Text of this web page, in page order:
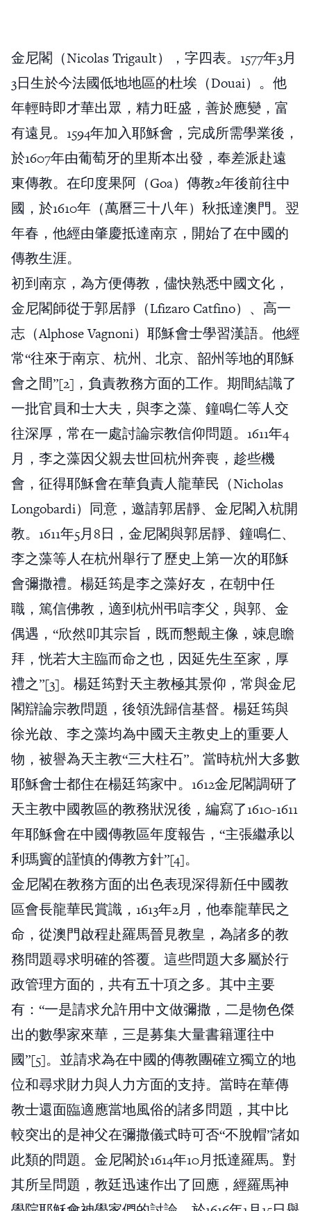
金尼閣（Nicolas Trigault），字四表。1577年3月
3日生於今法國低地地區的杜埃（Douai）。他
年輕時即才華出眾，精力旺盛，善於應變，富
有遠見。1594年加入耶穌會，完成所需學業後，
於1607年由葡萄牙的里斯本出發，奉差派赴遠
東傳教。在印度果阿（Goa）傳教2年後前往中
國，於1610年（萬曆三十八年）秋抵達澳門。翌
年春，他經由肇慶抵達南京，開始了在中國的
傳教生涯。
初到南京，為方便傳教，儘快熟悉中國文化，
金尼閣師從于郭居靜（Lfizaro Catfino）、高一
志（Alphose Vagnoni）耶穌會士學習漢語。他經
常“往來于南京、杭州、北京、韶州等地的耶穌
會之間”[2]，負責教務方面的工作。期間結識了
一批官員和士大夫，與李之藻、鐘鳴仁等人交
往深厚，常在一處討論宗教信仰問題。1611年4
月，李之藻因父親去世回杭州奔喪，趁些機
會，征得耶穌會在華負責人龍華民（Nicholas
Longobardi）同意，邀請郭居靜、金尼閣入杭開
教。1611年5月8日，金尼閣與郭居靜、鐘鳴仁、
李之藻等人在杭州舉行了歷史上第一次的耶穌
會彌撒禮。楊廷筠是李之藻好友，在朝中任
職，篤信佛教，適到杭州弔唁李父，與郭、金
偶遇，“欣然叩其宗旨，既而懇覿主像，竦息瞻
拜，恍若大主臨而命之也，因延先生至家，厚
禮之”[3]。楊廷筠對天主教極其景仰，常與金尼
閣辯論宗教問題，後領洗歸信基督。楊廷筠與
徐光啟、李之藻均為中國天主教史上的重要人
物，被譽為天主教“三大柱石”。當時杭州大多數
耶穌會士都住在楊廷筠家中。1612金尼閣調研了
天主教中國教區的教務狀況後，編寫了1610-1611
年耶穌會在中國傳教區年度報告，“主張繼承以
利瑪竇的謹慎的傳教方針”[4]。
金尼閣在教務方面的出色表現深得新任中國教
區會長龍華民賞識，1613年2月，他奉龍華民之
命，從澳門啟程赴羅馬晉見教皇，為諸多的教
務問題尋求明確的答覆。這些問題大多屬於行
政管理方面的，共有五十項之多。其中主要
有：“一是請求允許用中文做彌撒，二是物色傑
出的數學家來華，三是募集大量書籍運往中
國”[5]。並請求為在中國的傳教團確立獨立的地
位和尋求財力與人力方面的支持。當時在華傳
教士還面臨適應當地風俗的諸多問題，其中比
較突出的是神父在彌撒儀式時可否“不脫帽”諸如
此類的問題。金尼閣於1614年10月抵達羅馬。對
其所呈問題，教廷迅速作出了回應，經羅馬神